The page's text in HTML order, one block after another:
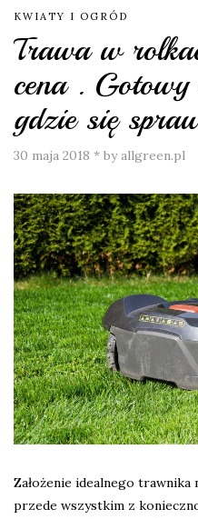
KWIATY I OGRÓD
Trawa w
cena .
gdzie się
30 maja 2018 * by allgreen.pl
Założenie idealnego
przede wszystkim z